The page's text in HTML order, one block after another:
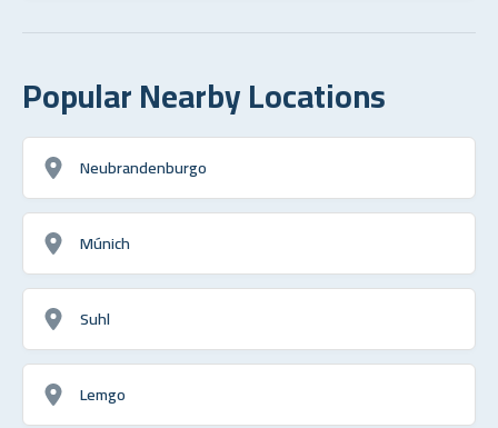
Popular Nearby Locations
Neubrandenburgo
Múnich
Suhl
Lemgo